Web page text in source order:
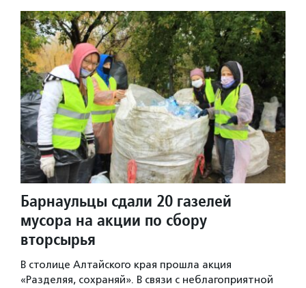
Барнаульцы сдали 20 газелей
мусора на акции по сбору
вторсырья
В столице Алтайского края прошла акция
«Разделяя, сохраняй». В связи с неблагоприятной